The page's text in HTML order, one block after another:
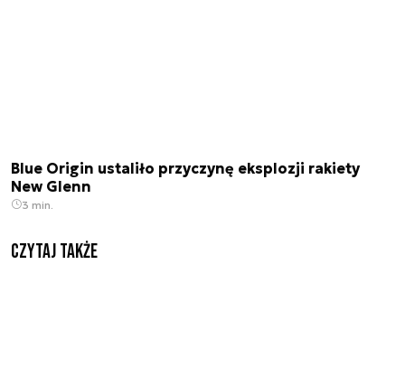
Blue Origin ustaliło przyczynę eksplozji rakiety
New Glenn
3 min.
Czytaj także